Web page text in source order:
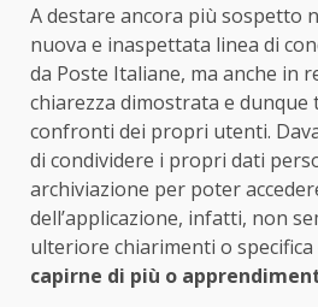
A destare ancora più sospetto
nuova e inaspettata linea di
da Poste Italiane, ma anche in
chiarezza dimostrata e dunque
confronti dei propri utenti.
di condividere i propri dati
archiviazione per poter
dell’applicazione, infatti, non
ulteriore chiarimenti o
capirne di più o